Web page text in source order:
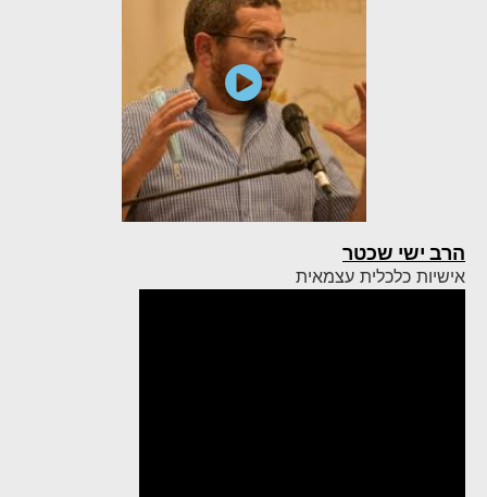
הרב ישי שכטר
אישיות כלכלית עצמאית